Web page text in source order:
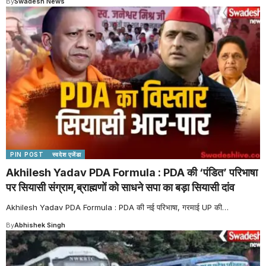
PIN POST स्वदेश एजेंडा
Akhilesh Yadav PDA Formula : PDA की ‘पंडित’ परिभाषा
पर सियासी संग्राम,ब्राह्मणों को साधने सपा का बड़ा सियासी दांव
Akhilesh Yadav PDA Formula : PDA की नई परिभाषा, गरमाई UP की…
ByAbhishek Singh